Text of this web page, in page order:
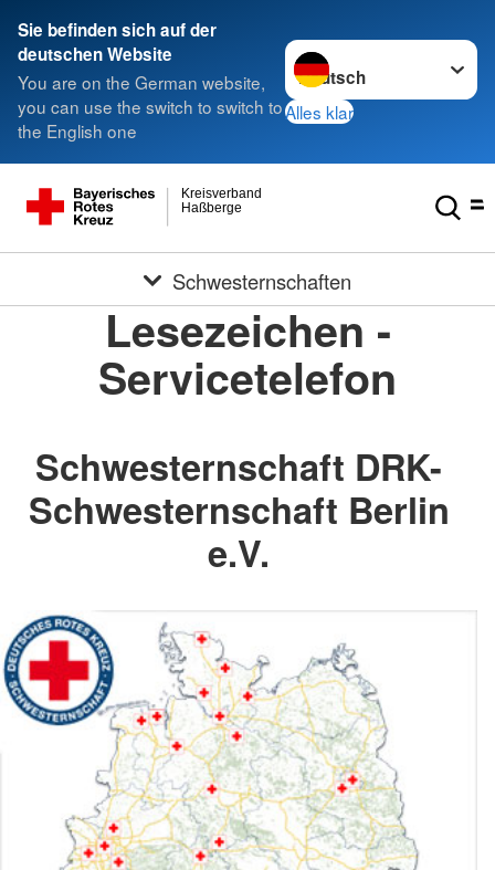
Sie befinden sich auf der
deutschen Website
You are on the German website,
you can use the switch to switch to
the English one
Sprache wechseln zu
Alles klar
Haßberge
Kreisverband
Schwesternschaften
Lesezeichen -
Servicetelefon
Schwesternschaft DRK-
Schwesternschaft Berlin
e.V.